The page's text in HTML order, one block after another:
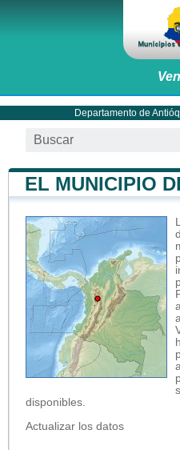
Departamento de
EL MUNICIPIO
disponibles.
Actualizar los datos